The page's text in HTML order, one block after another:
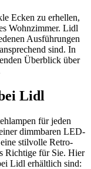
Ecken zu erhellen,
Wohnzimmer. Lidl
Ausführungen
sind. In
Überblick über
Lidl
für jeden
dimmbaren LED-
stilvolle Retro-
Richtige für Sie. Hier
Lidl erhältlich sind: